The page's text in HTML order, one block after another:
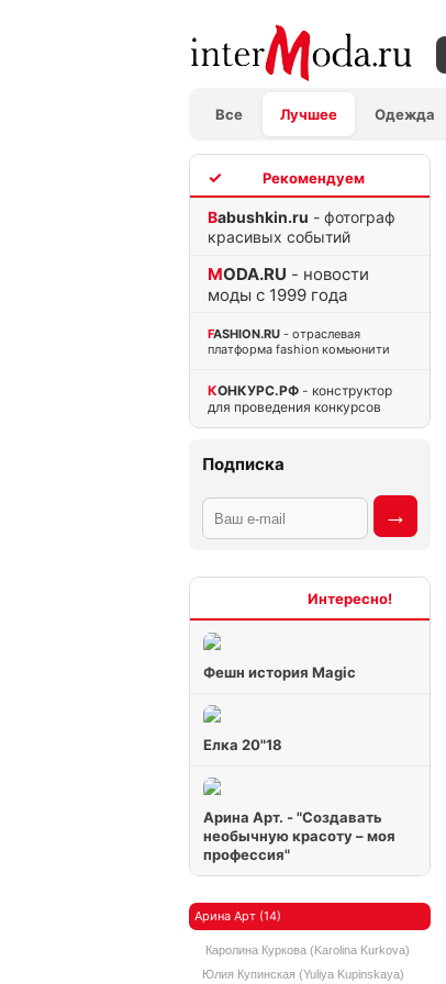
Все Лучшее Одежда
Babushkin.ru - фотограф
красивых событий
MODA.RU - новости
моды с 1999 года
FASHION.RU - отраслевая
платформа fashion комьюнити
КОНКУРС.РФ - конструктор
для проведения конкурсов
Подписка
Фешн история Magic
Елка 20"18
Арина Арт. - "Создавать
необычную красоту – моя
профессия"
Арина Арт (14)
Юлия Купинская (Yuliya Kupinskaya)
Каролина Куркова (Karolina Kurkova)